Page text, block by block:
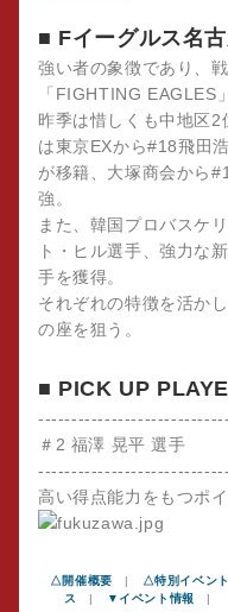
■ Fイーグルス名
強い者の象徴であり、
「FIGHTING EAGLES
昨季は惜しくも中地区
は東京EXから#18飛田
が移籍、大塚商会から
強。
また、韓国プロバスケ
ト・ヒル選手、強力な
手を獲得。
それぞれの特徴を活か
の座を狙う。
■ PICK UP
＃2 福澤 晃平 選手
高い得点能力をもつポ
△開催概要 | △特別イベント
ス
| ▼イベント情報 |